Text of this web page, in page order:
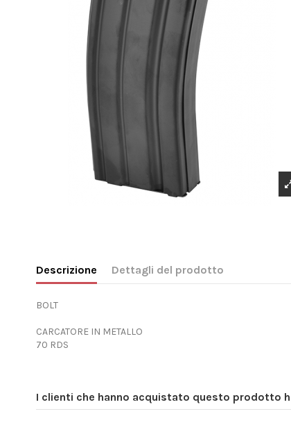
Descrizione Dettagli del prodotto
BOLT
CARCATORE IN METALLO
70 RDS
I clienti che hanno acquistato questo prodotto